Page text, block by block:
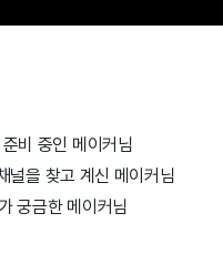
준비 중인 메이커님
널을 찾고 계신 메이커님
궁금한 메이커님